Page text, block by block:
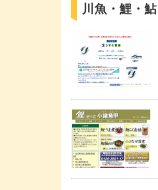
川魚・鯉・鮎